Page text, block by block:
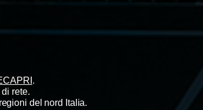
.
rete.
del nord Italia.